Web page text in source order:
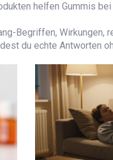
helfen Gummis
Begriffen, Wirkungen,
du echte Antworten